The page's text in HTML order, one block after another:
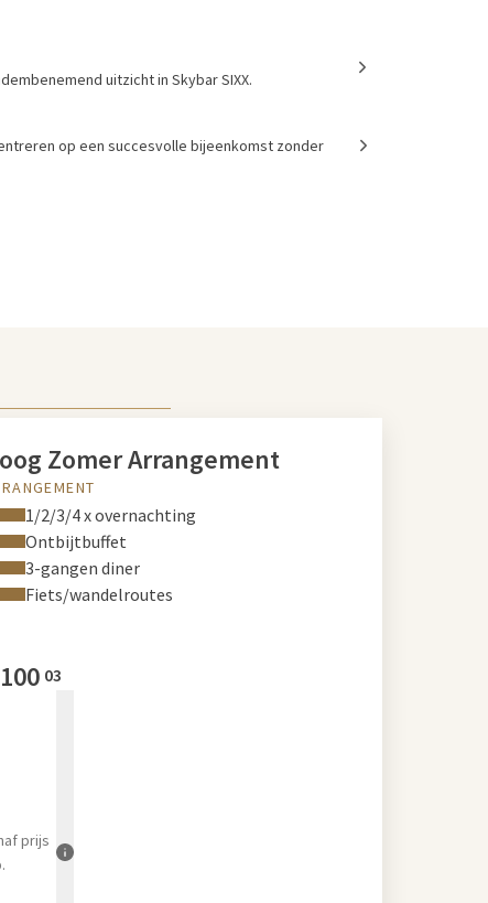
uitzicht in Skybar SIXX.
op een succesvolle bijeenkomst zonder
Zomer Arrangement
1/2/3/4 x overnachting
Ontbijtbuffet
3-gangen diner
Fiets/wandelroutes
100 03
prijs